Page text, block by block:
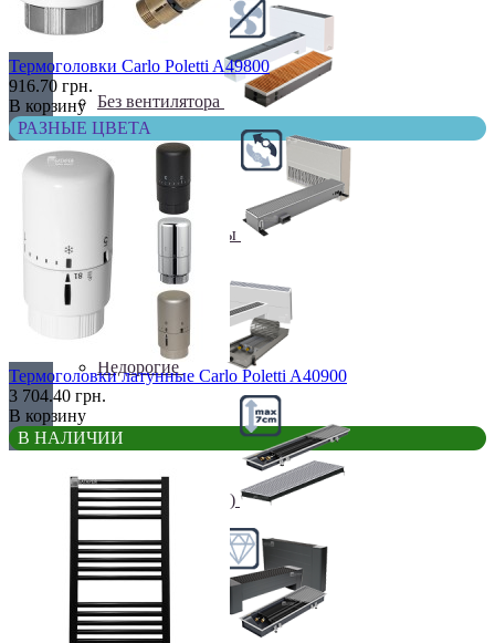
Без вентилятора
Климаконвекторы
Недорогие
Низкие (до 70 мм)
Премиум класс
Термоголовки Carlo Poletti A49800
916.70 грн.
В корзину
РАЗНЫЕ ЦВЕТА
Термоголовки латунные Carlo Poletti A40900
3 704.40 грн.
В корзину
В НАЛИЧИИ